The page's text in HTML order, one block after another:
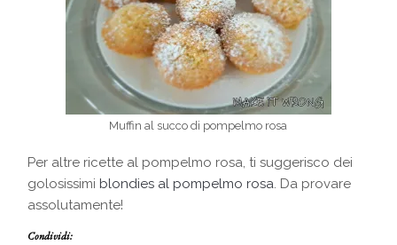
Muffin al succo di pompelmo rosa
Per altre ricette al pompelmo rosa, ti suggerisco dei
golosissimi blondies al pompelmo rosa. Da provare
assolutamente!
Condividi: